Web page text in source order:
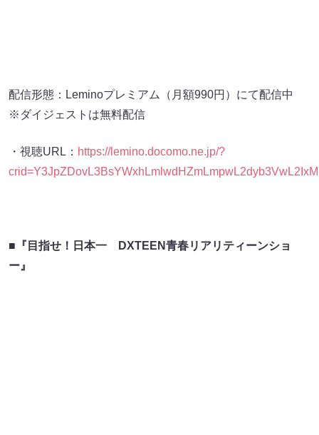
配信形態：Leminoプレミアム（月額990円）にて配信中
※ダイジェストは無料配信
・視聴URL： https://lemino.docomo.ne.jp/?
■『目指せ！日本一 DXTEEN青春リアリティーンショ
ー』